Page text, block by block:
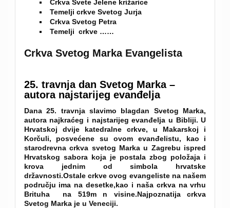
Crkva Svete Jelene križarice
Temelji crkve Svetog Jurja
Crkva Svetog Petra
Temelji crkve ……
Crkva Svetog Marka Evangelista
25. travnja dan Svetog Marka –
autora najstarijeg evanđelja
Dana 25. travnja slavimo blagdan Svetog Marka,
autora najkraćeg i najstarijeg evanđelja u Bibliji. U
Hrvatskoj dvije katedralne crkve, u Makarskoj i
Korčuli, posvećene su ovom evanđelistu, kao i
starodrevna crkva svetog Marka u Zagrebu ispred
Hrvatskog sabora koja je postala zbog položaja i
krova jednim od simbola hrvatske
državnosti.Ostale crkve ovog evangeliste na našem
području ima na desetke,kao i naša crkva na vrhu
Brituha na 519m n visine.Najpoznatija crkva
Svetog Marka je u Veneciji.